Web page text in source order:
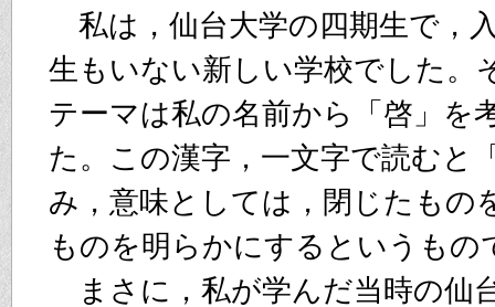
私は，仙台大学の四期生で，
生もいない新しい学校でした。
テーマは私の名前から「啓」を
た。この漢字，一文字で読むと
み，意味としては，閉じたもの
ものを明らかにするというもの
まさに，私が学んだ当時の仙